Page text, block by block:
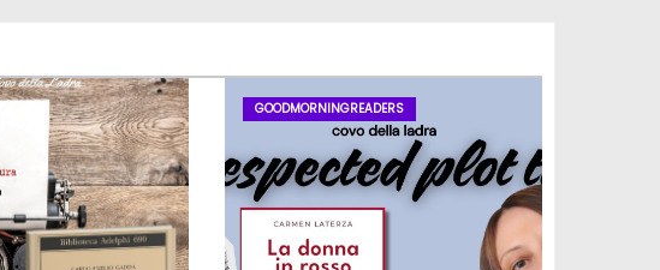
GOODMORNINGREADERS